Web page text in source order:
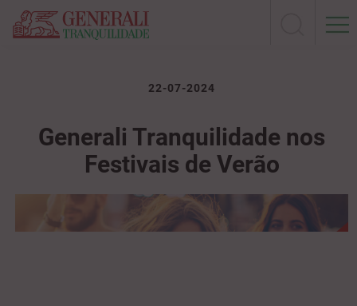
22-07-2024
Generali Tranquilidade nos
Festivais de Verão